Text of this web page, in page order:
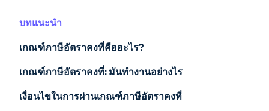
การขจัดคาร์บอน
Stripe Sessions 2026
ดูว่า Stripe กำลังสร้างโครงสร้างพื้นฐานระบบเศรษฐกิจสำหรับ
บทแนะนำ
เกณฑ์ภาษีอัตราคงที่คืออะไร?
เกณฑ์ภาษีอัตราคงที่: มันทํางานอย่างไร
ช่วยลดหย่อนภาษี
เงื่อนไขในการผ่านเกณฑ์ภาษีอัตราคงที่